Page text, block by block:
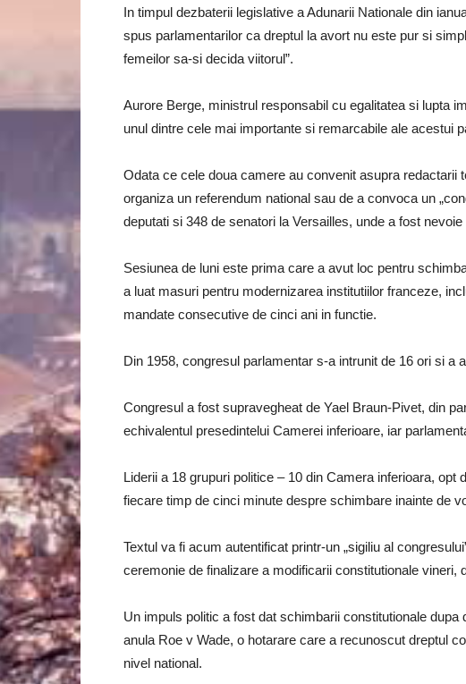
In timpul dezbaterii legislative a Adunarii Nationale din
spus parlamentarilor ca dreptul la avort nu este pur si
femeilor sa-si decida viitorul”.
Aurore Berge, ministrul responsabil cu egalitatea si lupta
unul dintre cele mai importante si remarcabile ale acestui
Odata ce cele doua camere au convenit asupra redactarii
organiza un referendum national sau de a convoca un
deputati si 348 de senatori la Versailles, unde a fost
Sesiunea de luni este prima care a avut loc pentru
a luat masuri pentru modernizarea institutiilor franceze,
mandate consecutive de cinci ani in functie.
Din 1958, congresul parlamentar s-a intrunit de 16 ori si a
Congresul a fost supravegheat de Yael Braun-Pivet, din
echivalentul presedintelui Camerei inferioare, iar
Liderii a 18 grupuri politice – 10 din Camera inferioara,
fiecare timp de cinci minute despre schimbare inainte de
Textul va fi acum autentificat printr-un „sigiliu al
ceremonie de finalizare a modificarii constitutionale vineri,
Un impuls politic a fost dat schimbarii constitutionale
anula Roe v Wade, o hotarare care a recunoscut dreptul
nivel national.